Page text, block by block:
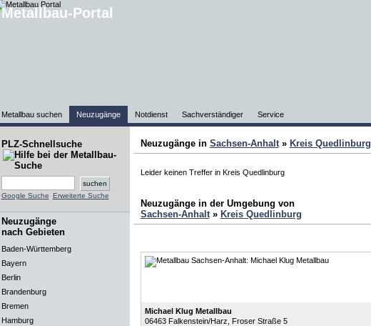
Metallbau-Portal
Metallbau suchen Neuzugänge Notdienst Sachverständiger Service
PLZ-Schnellsuche
Google Suche Erweiterte Suche
Neuzugänge
nach Gebieten
Baden-Württemberg
Bayern
Berlin
Brandenburg
Bremen
Hamburg
Neuzugänge in Sachsen-Anhalt» Kreis Quedlinburg
Leider keinen Treffer in Kreis Quedlinburg
Neuzugänge in der Umgebung von
Sachsen-Anhalt» Kreis Quedlinburg
Michael Klug Metallbau
06463 Falkenstein/Harz , Froser Straße 5